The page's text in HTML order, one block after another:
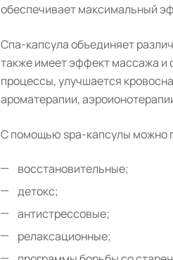
обеспечивает максимальный
Спа-капсула объединяет
также имеет эффект массажа и
процессы, улучшается
ароматерапии,
С помощью spa-капсулы можно
восстановительные;
детокс;
антистрессовые;
релаксационные;